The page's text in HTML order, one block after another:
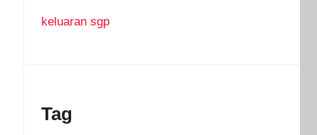
keluaran sgp
Tag